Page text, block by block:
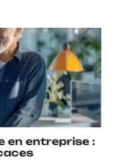
en entreprise :